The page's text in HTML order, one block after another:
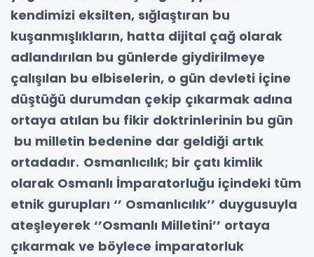
kendimizi eksilten, sığlaştıran bu
kuşanmışlıkların, hatta dijital çağ olarak
adlandırılan bu günlerde giydirilmeye
çalışılan bu elbiselerin, o gün devleti içine
düştüğü durumdan çekip çıkarmak adına
ortaya atılan bu fikir doktrinlerinin bu gün
bu milletin bedenine dar geldiği artık
ortadadır. Osmanlıcılık; bir çatı kimlik
olarak Osmanlı İmparatorluğu içindeki tüm
etnik gurupları ‘’ Osmanlıcılık’’ duygusuyla
ateşleyerek ‘’Osmanlı Milletini’’ ortaya
çıkarmak ve böylece imparatorluk